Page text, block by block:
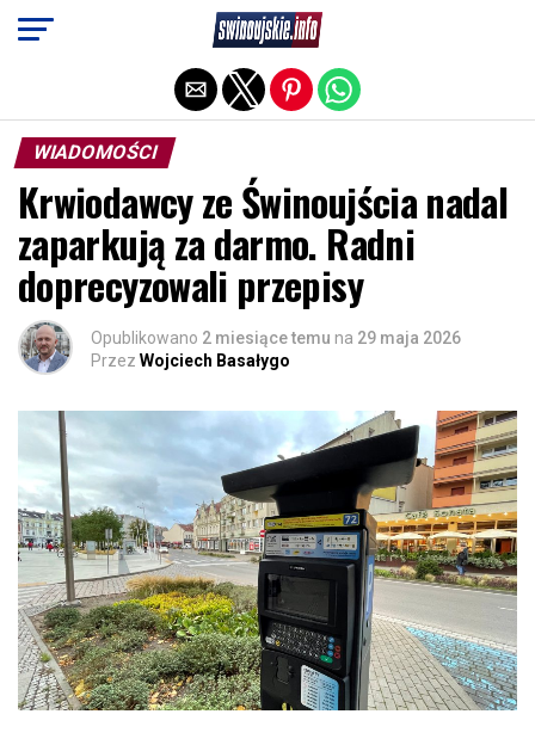
WIADOMOŚCI
Krwiodawcy ze Świnoujścia nadal
zaparkują za darmo. Radni
doprecyzowali przepisy
Opublikowano 2 miesiące temu na 29 maja 2026
Przez Wojciech Basałygo
Exit mobile version